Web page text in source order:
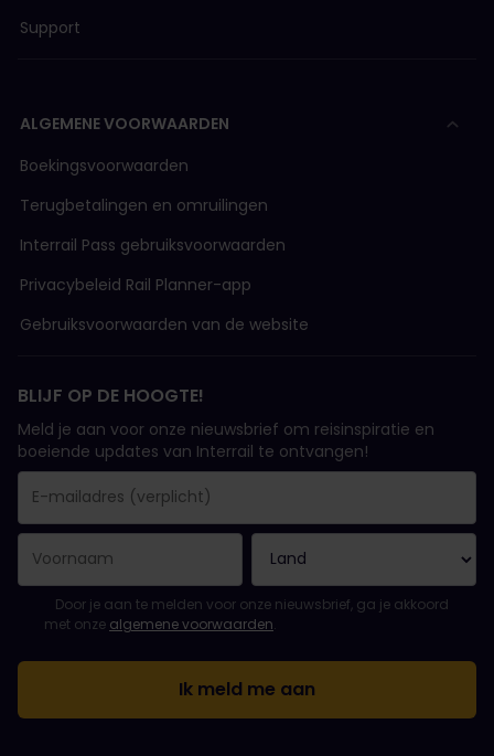
Support
ALGEMENE VOORWAARDEN
Boekingsvoorwaarden
Terugbetalingen en omruilingen
Interrail Pass gebruiksvoorwaarden
Privacybeleid Rail Planner-app
Gebruiksvoorwaarden van de website
BLIJF OP DE HOOGTE!
Meld je aan voor onze nieuwsbrief om reisinspiratie en
boeiende updates van Interrail te ontvangen!
E-mailadres is een verplicht veld!
E-mailadres is ongeldig!
Fout bij het abonneren op de nieuwsbrief. Probeer het later
Je hebt je al geabonneerd op deze nieuwsbrief!
Ga akkoord met de algemene voorwaarden om je in te
Door je aan te melden voor onze nieuwsbrief, ga je akkoord
met onze algemene voorwaarden.